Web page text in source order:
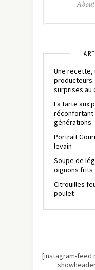
About
Une recette,
surprises au
La tarte aux
réconfortant
générations
Portrait
levain
Soupe de
oignons frits
Citrouilles
poulet
[instagram-feed